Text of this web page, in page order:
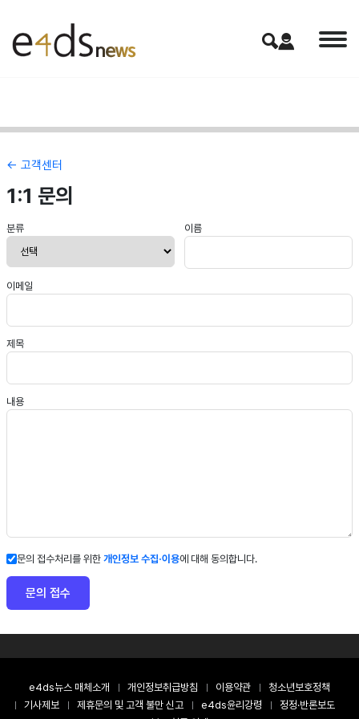
← 고객센터
1:1 문의
분류 이름
이메일
제목
내용
문의 접수처리를 위한 개인정보 수집·이용에 대해 동의합니다.
문의 접수
e4ds뉴스 매체소개 개인정보취급방침 이용약관
청소년보호정책
기사제보
제휴문의 및 고객 불만 신고 e4ds윤리강령
정정·반론보도